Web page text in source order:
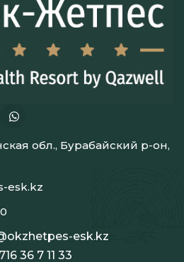
обл., Бурабайский р-он,
esk.kz
esk.kz
36 7 11 33